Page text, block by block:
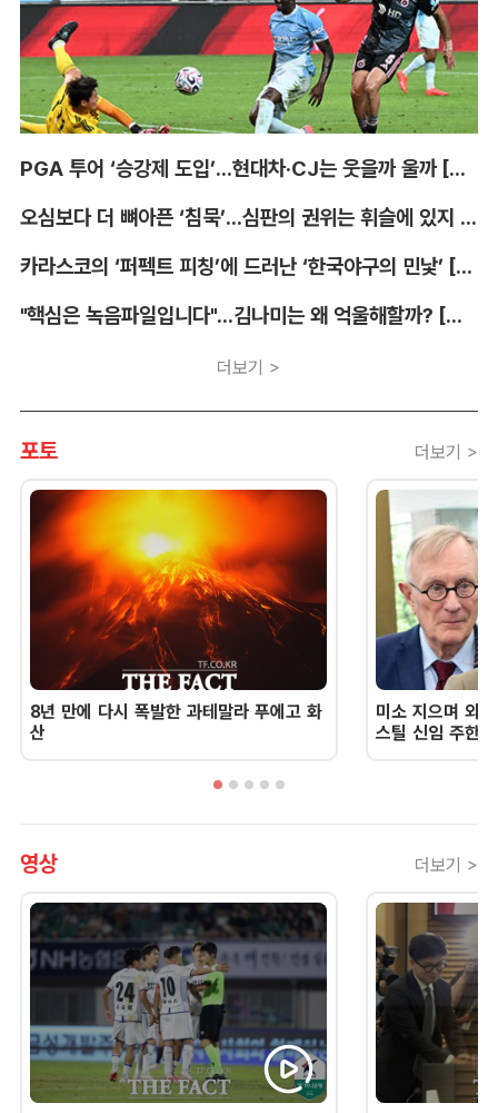
PGA 투어 ‘승강제 도입’...현대차·CJ는 웃을까 울까 [박호윤의 IN&OUT]
오심보다 더 뼈아픈 ‘침묵’...심판의 권위는 휘슬에 있지 않다 [박순규의 창]
카라스코의 ‘퍼펙트 피칭’에 드러난 ‘한국야구의 민낯’ [김대호의 야구생각]
"핵심은 녹음파일입니다"...김나미는 왜 억울해할까? [유병철의 스포츠 렉시오]
더보기 >
포토 더보기 >
8년 만에 다시 폭발한 과테말라 푸에고 화
산
미소 지으며 외
스틸 신임 주한
영상 더보기 >